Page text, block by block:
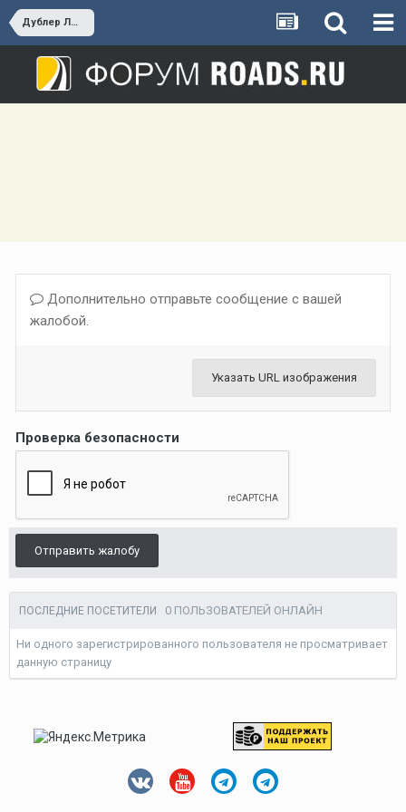
Дублер Люблинской улицы
Дополнительно отправьте сообщение с вашей
жалобой.
Указать URL изображения
Проверка безопасности
Отправить жалобу
ПОСЛЕДНИЕ ПОСЕТИТЕЛИ 0 ПОЛЬЗОВАТЕЛЕЙ ОНЛАЙН
Ни одного зарегистрированного пользователя не просматривает
данную страницу